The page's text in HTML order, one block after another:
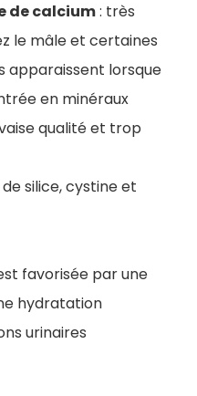
de calcium: très
le mâle et certaines
apparaissent lorsque
en minéraux
qualité et trop
silice, cystine et
favorisée par une
hydratation
urinaires